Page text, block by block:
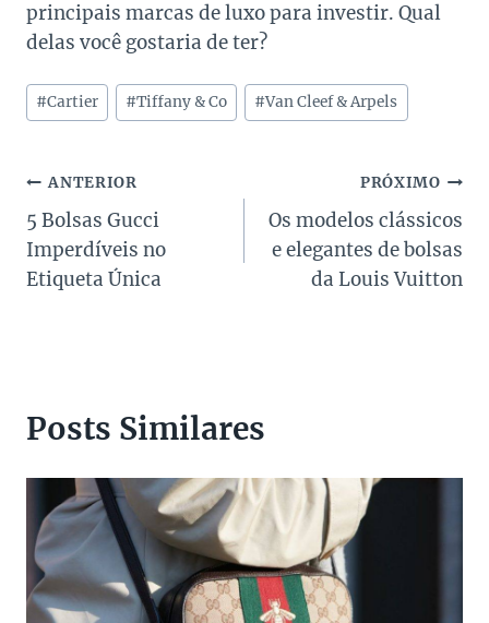
principais marcas de luxo para investir. Qual
delas você gostaria de ter?
Tags
do
#Cartier #Tiffany & Co #Van Cleef & Arpels
Navegação
de
Post
ANTERIOR
5 Bolsas Gucci
Imperdíveis no
Etiqueta Única
PRÓXIMO
Os modelos clássicos
e elegantes de bolsas
da Louis Vuitton
Posts Similares